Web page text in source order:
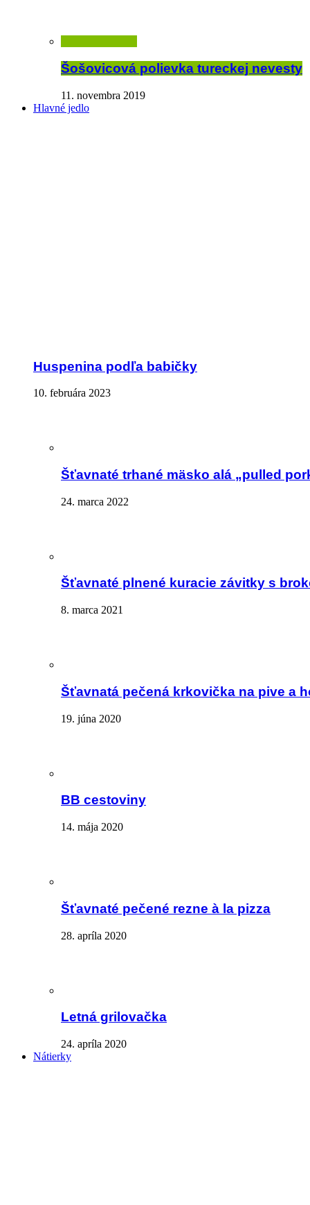
Šošovicová polievka tureckej nevesty
11. novembra 2019
Hlavné jedlo
Huspenina podľa babičky
10. februára 2023
Šťavnaté trhané mäsko alá „pulled
24. marca 2022
Šťavnaté plnené kuracie závitky s
8. marca 2021
Šťavnatá pečená krkovička na pive a
19. júna 2020
BB cestoviny
14. mája 2020
Šťavnaté pečené rezne à la pizza
28. apríla 2020
Letná grilovačka
24. apríla 2020
Nátierky